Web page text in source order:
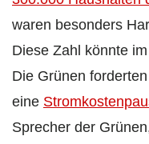
waren besonders
Diese Zahl könnte
Die Grünen
eine
Sprecher der